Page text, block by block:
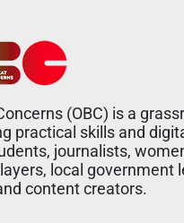
(OBC) is a
practical skills and
journalists,
local government
content creators.